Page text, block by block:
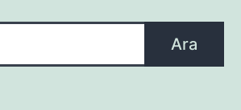
Ara